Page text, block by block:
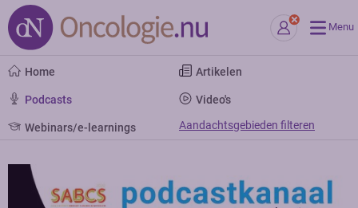
Menu
Home Artikelen
Podcasts Video's
Webinars/e-learnings Aandachtsgebieden filteren